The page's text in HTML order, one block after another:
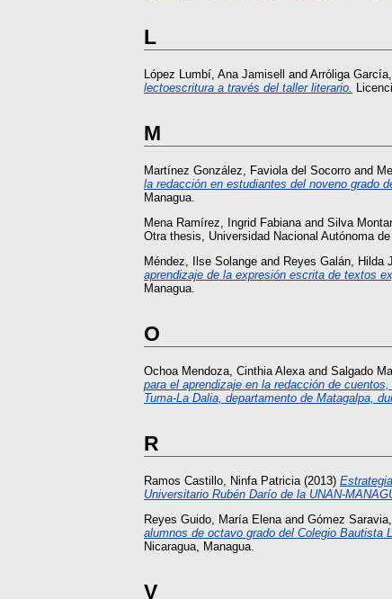
L
López Lumbí, Ana Jamisell and Arróliga
lectoescritura a través del taller literario.
M
Martínez González, Faviola del Socorro and
la redacción en estudiantes del noveno grado
Managua.
Mena Ramírez, Ingrid Fabianaand Silva
Otra thesis, Universidad Nacional Autónoma
Méndez, Ilse Solange and Reyes Galán, Hilda
aprendizaje de la expresión escrita de textos
Managua.
O
Ochoa Mendoza, Cinthia Alexaand Salgado
para el aprendizaje en la redacción de
Tuma-La Dalia, departamento de Matagalpa,
R
Ramos Castillo, Ninfa Patricia(2013)
Universitario Rubén Darío de la UNAN-
Reyes Guido, María Elena and Gómez
alumnos de octavo grado del Colegio Bautista
Nicaragua, Managua.
V